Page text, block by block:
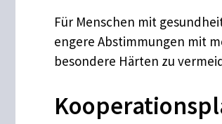
Für Menschen mit
engere Abstimmungen mit
besondere Härten zu